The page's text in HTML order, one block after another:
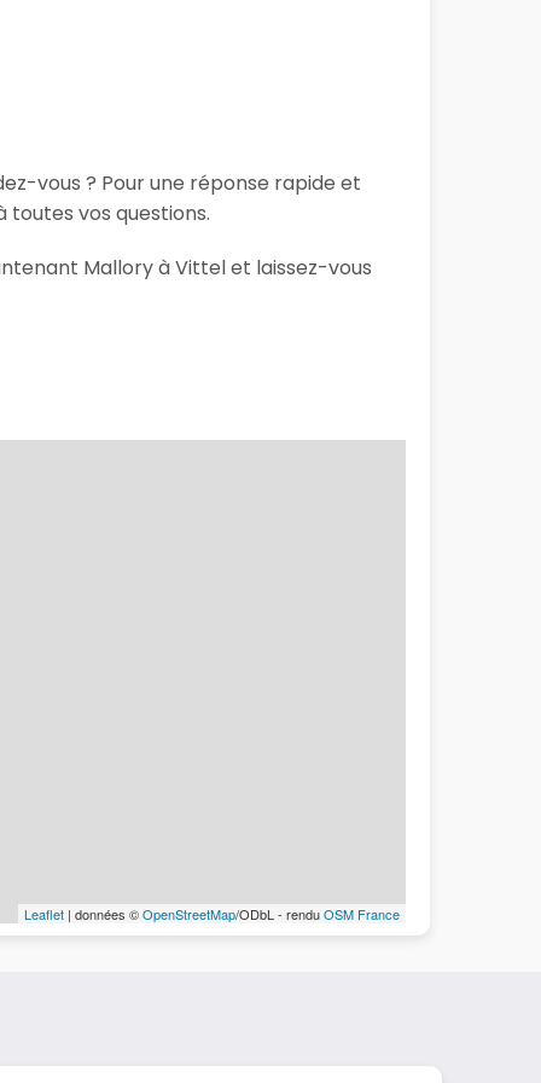
vous ? Pour une réponse rapide et
vos questions.
Mallory à Vittel et laissez-vous
Leaflet | données ©OpenStreetMap/ODbL - renduOSM France